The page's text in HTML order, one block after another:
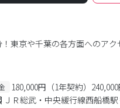
東京や千葉の各方面へのア
180,000円（1年契約）
ＪＲ総武・中央緩行線西船橋